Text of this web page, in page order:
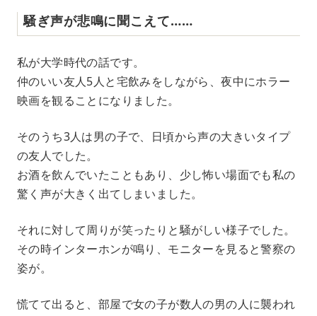
騒ぎ声が悲鳴に聞こえて……
私が大学時代の話です。
仲のいい友人5人と宅飲みをしながら、夜中にホラー
映画を観ることになりました。
そのうち3人は男の子で、日頃から声の大きいタイプ
の友人でした。
お酒を飲んでいたこともあり、少し怖い場面でも私の
驚く声が大きく出てしまいました。
それに対して周りが笑ったりと騒がしい様子でした。
その時インターホンが鳴り、モニターを見ると警察の
姿が。
慌てて出ると、部屋で女の子が数人の男の人に襲われ